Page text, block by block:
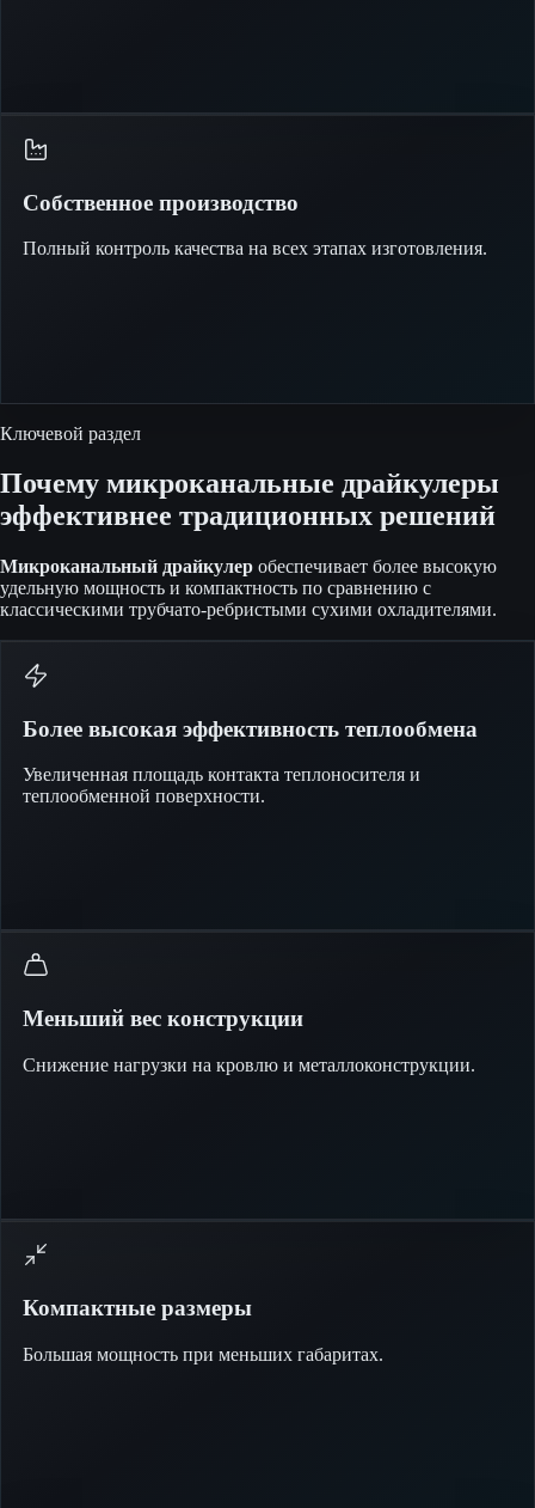
Собственное производство
Полный контроль качества на всех этапах изготовления.
Ключевой раздел
Почему микроканальные драйкулеры
эффективнее традиционных решений
Микроканальный драйкулер обеспечивает более высокую
удельную мощность и компактность по сравнению с
классическими трубчато-ребристыми сухими охладителями.
Более высокая эффективность теплообмена
Увеличенная площадь контакта теплоносителя и
теплообменной поверхности.
Меньший вес конструкции
Снижение нагрузки на кровлю и металлоконструкции.
Компактные размеры
Большая мощность при меньших габаритах.